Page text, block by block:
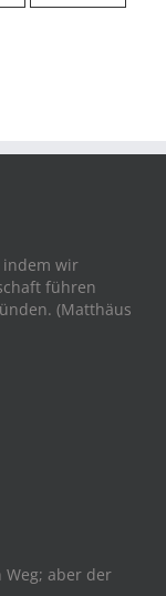
indem wir
führen
(Matthäus
Weg; aber der